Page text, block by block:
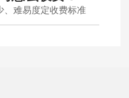
、难易度定收费标准